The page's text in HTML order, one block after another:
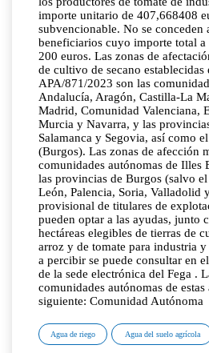
importe unitario de 407,668408
subvencionable. No se conceden
beneficiarios cuyo importe total
200 euros. Las zonas de
de cultivo de secano establecidas
APA/871/2023 son las
Andalucía, Aragón, Castilla-La
Madrid, Comunidad Valenciana,
Murcia y Navarra, y las
Salamanca y Segovia, así como
(Burgos). Las zonas de afección
comunidades autónomas de Illes
las provincias de Burgos (salvo
León, Palencia, Soria, Valladolid
provisional de titulares de
pueden optar a las ayudas, junto
hectáreas elegibles de tierras de
arroz y de tomate para industria
a percibir se puede consultar en
de la sede electrónica del Fega .
comunidades autónomas de estas
siguiente: Comunidad Autónoma
Agua de riego Agua del suelo agrícola